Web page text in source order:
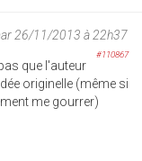
26/11/2013 à 22h37
#110867
que l'auteur
originelle (même si
me gourrer)